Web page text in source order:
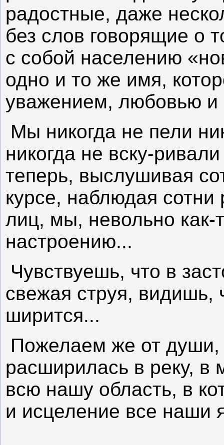
радостные, даже
без слов говорящие о
с собой населению
одно и то же имя,
уважением, любовью и
Мы никогда не пели
никогда не вску-
теперь, выслушивая
курсе, наблюдая
лиц, мы, невольно
настроению...
Чувствуешь, что в
свежая струя, видишь,
ширится...
Пожелаем же от души,
расширилась в реку, в
всю нашу область, в
и исцеление все наши